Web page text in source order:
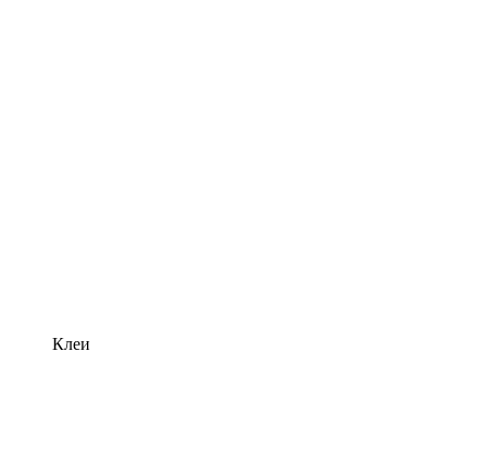
Клеи